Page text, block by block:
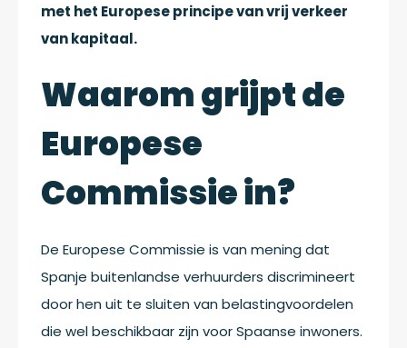
met het Europese principe van vrij verkeer
van kapitaal.
Waarom grijpt de
Europese
Commissie in?
De Europese Commissie is van mening dat
Spanje buitenlandse verhuurders discrimineert
door hen uit te sluiten van belastingvoordelen
die wel beschikbaar zijn voor Spaanse inwoners.